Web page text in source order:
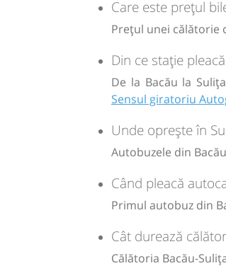
15:40 Sulița-Târg
Durată:
4 38 min
90
Sursa:Hermes SRL| Ultima
50 lei
Sursa: RVG Speed | Ultima
Care este prețul
Prețul unei călătorie
Din ce stație
De la Bacău la
Sensul giratoriu
Unde oprește în
Autobuzele din
Când pleacă
Primul autobuz din
Cât durează
Călătoria Bacău-